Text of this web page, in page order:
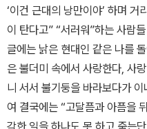
‘이건 근대의 낭만이야’ 하며
이 탄다고” “서러워”하는 사람
글에는 낡은 현대인 같은 나를
은 불더미 속에서 사랑한다, 사
니 서서 불기둥을 바라보다가
여 결국에는 “고달픔과 아픔을
각한 일을 하나도 못 하고 죽는